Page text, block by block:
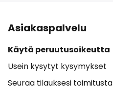
Asiakaspalvelu
Käytä peruutusoikeutta
Usein kysytyt kysymykset
Seuraa tilauksesi toimitusta